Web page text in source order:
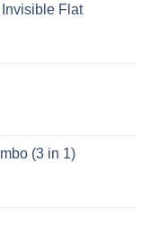
Flat
(3 in 1)